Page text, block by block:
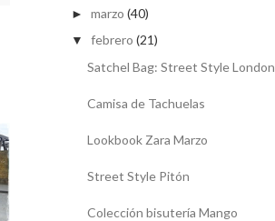
► marzo (40)
▼ febrero (21)
Satchel Bag: Street Style London
Camisa de Tachuelas
Lookbook Zara Marzo
Street Style Pitón
Colección bisutería Mango